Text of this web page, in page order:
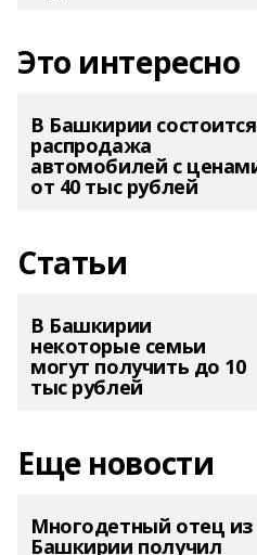
Это интересно
В Башкирии состоится
распродажа
автомобилей с
от 40 тыс рублей
Статьи
В Башкирии
некоторые семьи
могут получить до 10
тыс рублей
Еще новости
Многодетный отец из
Башкирии получил